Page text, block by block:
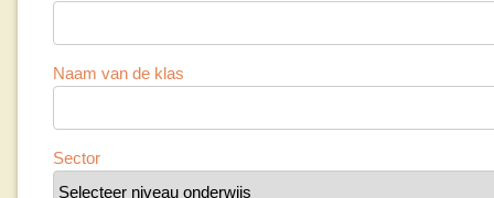
Naam van de klas
Sector